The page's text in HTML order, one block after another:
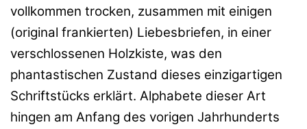
vollkommen trocken, zusammen mit einigen
(original frankierten) Liebesbriefen, in einer
verschlossenen Holzkiste, was den
phantastischen Zustand dieses einzigartigen
Schriftstücks erklärt. Alphabete dieser Art
hingen am Anfang des vorigen Jahrhunderts